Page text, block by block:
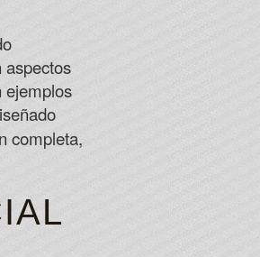
cutting-edge safety tools.
aspectos
ejemplos
completa,